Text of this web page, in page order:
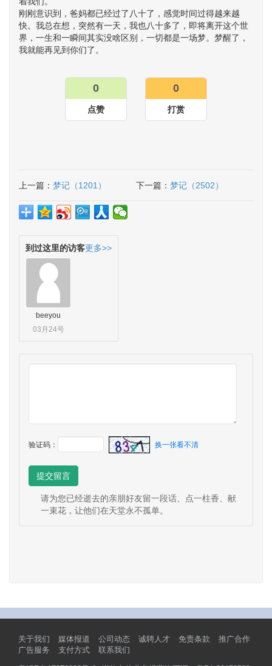
刚刚意识到，爸妈都已经过了八十了，感觉时间过得越来越
快。我总在想，突然有一天，我也八十多了，即将离开这个世
界，一生和一瞬间其实没啥区别，一切都是一场梦。梦醒了，
我就能再见到你们了。
0
点赞
0
打赏
上一篇： 梦记（1201） 下一篇： 梦记（2502）
到过这里的访客更多>>
beeyou
03月24号
验证码： 换一张看不清
提交留言
请为您已经逝去的亲朋好友留一段话、点一柱香、献
一束花，让他们在天堂永不孤单。
关于我们 媒体报道 公司动态 诚聘人才 免责条款
推广合作
广告服务
支付方式 联系我们